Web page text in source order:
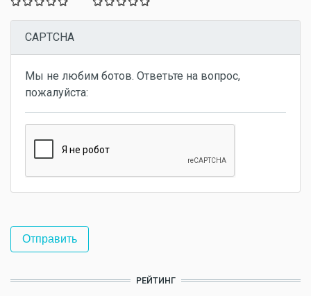
CAPTCHA
Мы не любим ботов. Ответьте на вопрос,
пожалуйста:
РЕЙТИНГ